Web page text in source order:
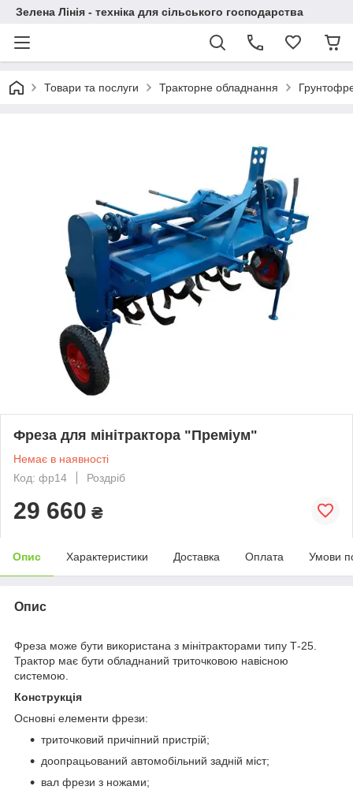
Зелена Лінія - техніка для сільського господарства
Товари та послуги Тракторне обладнання
Фреза для мінітрактора "Преміум"
Немає в наявності
Код: фр14
Роздріб
29 660 ₴
Опис Характеристики Доставка Оплата Умови
Опис
Фреза може бути використана з мінітракторами типу Т-25.
Трактор має бути обладнаний триточковою навісною
системою.
Конструкція
Основні елементи фрези:
триточковий причіпний пристрій;
доопрацьований автомобільний задній міст;
вал фрези з ножами;